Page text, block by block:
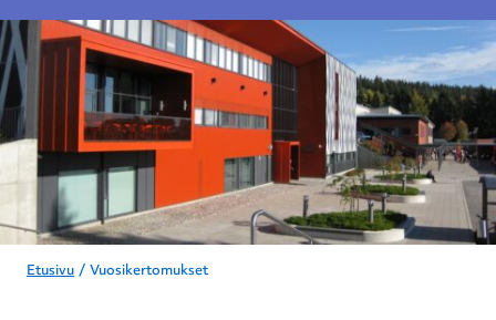
Etusivu Vuosikertomukset